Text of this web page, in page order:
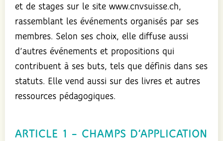
et de stages sur le site www.cnvsuisse.ch,
rassemblant les événements organisés par ses
membres. Selon ses choix, elle diffuse aussi
d’autres événements et propositions qui
contribuent à ses buts, tels que définis dans ses
statuts. Elle vend aussi sur des livres et autres
ressources pédagogiques.
ARTICLE 1 – CHAMPS D’APPLICATION